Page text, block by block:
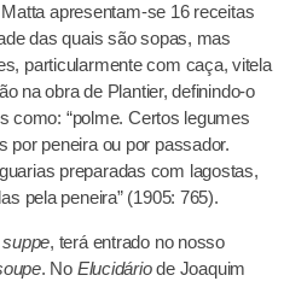
apresentam-se 16 receitas
das quais são sopas, mas
particularmente com caça, vitela
na obra de Plantier, definindo-o
como: “polme. Certos legumes
peneira ou por passador.
preparadas com lagostas,
pela peneira” (1905: 765).
suppe, terá entrado no nosso
. No Elucidáriode Joaquim